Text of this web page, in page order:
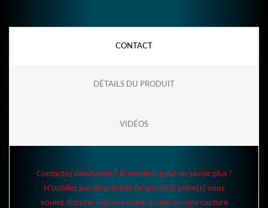
CONTACT
DÉTAILS DU PRODUIT
VIDÉOS
Contactez directement le vendeur pour en savoir plus !
N'oubliez pas de préciser de quelle(s) pièce(s) vous
voulez discuter (via une copie du lien ou une capture